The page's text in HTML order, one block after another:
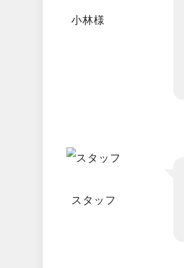
小林様
スタッフ